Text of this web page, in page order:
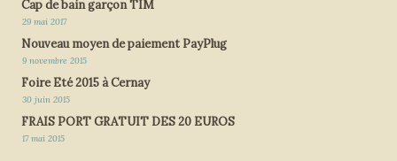
Cap de bain garçon TIM
29 mai 2017
Nouveau moyen de paiement PayPlug
9 novembre 2015
Foire Eté 2015 à Cernay
30 juin 2015
FRAIS PORT GRATUIT DES 20 EUROS
17 mai 2015